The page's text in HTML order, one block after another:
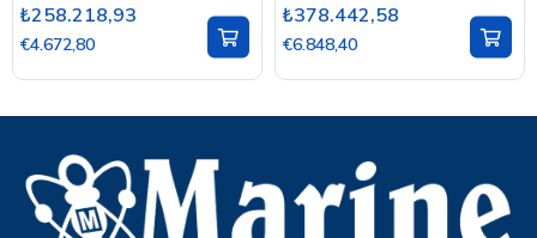
₺258.218,93
€4.672,80
₺378.442,58
€6.848,40